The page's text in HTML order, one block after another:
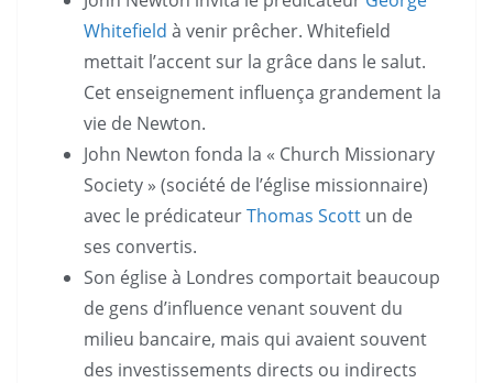
Whitefield à venir prêcher. Whitefield
mettait l’accent sur la grâce dans le salut.
Cet enseignement influença grandement la
vie de Newton.
John Newton fonda la « Church Missionary
Society » (société de l’église missionnaire)
avec le prédicateurThomas Scott un de
ses convertis.
Son église à Londres comportait beaucoup
de gens d’influence venant souvent du
milieu bancaire, mais qui avaient souvent
des investissements directs ou indirects